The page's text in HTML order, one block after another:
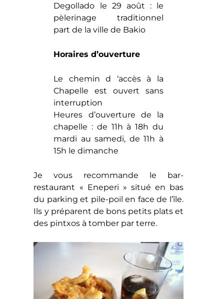
Degollado le 29 août : le
pèlerinage traditionnel
part de la ville de Bakio
Horaires d’ouverture
Le chemin d ‘accès à la
Chapelle est ouvert sans
interruption
Heures d’ouverture de la
chapelle : de 11h à 18h du
mardi au samedi, de 11h à
15h le dimanche
Je vous recommande le bar-
restaurant « Eneperi » situé en bas
du parking et pile-poil en face de l’île.
Ils y préparent de bons petits plats et
des pintxos à tomber par terre.